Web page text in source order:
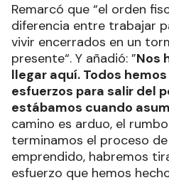
Remarcó que “el orden
diferencia entre trabajar
vivir encerrados en un
presente“. Y añadió: ”Nos
llegar aquí. Todos
esfuerzos para salir del
estábamos cuando
camino es arduo, el
terminamos el proceso
emprendido, habremos
esfuerzo que hemos